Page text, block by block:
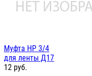
Муфта НР 3/4
для ленты Д17
12 руб.